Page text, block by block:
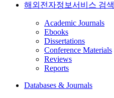
해외전자정보서비스 검색
Academic Journals
Ebooks
Dissertations
Conference Materials
Reviews
Reports
Databases & Journals